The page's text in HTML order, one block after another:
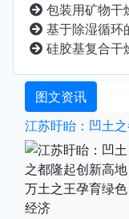
包装用矿物干
基于除湿循环
硅胶基复合干
图文资讯